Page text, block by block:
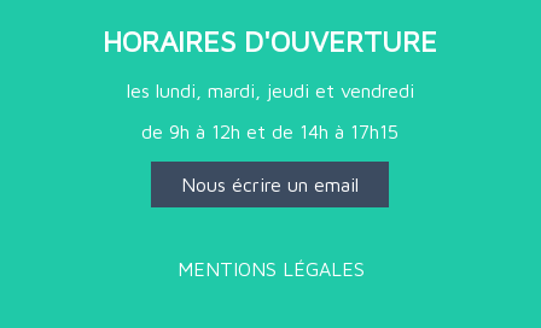
HORAIRES D'OUVERTURE
les lundi, mardi, jeudi et vendredi
de 9h à 12h et de 14h à 17h15
Nous écrire un email
MENTIONS LÉGALES